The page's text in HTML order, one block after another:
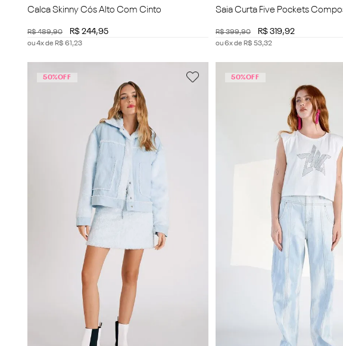
Calca Skinny Cós Alto Com Cinto
R$489,90 R$ 244,95
ou4x de R$ 61 ,23
Saia Curta Five Pockets
R$399,90 R$ 319,92
ou6x de R$ 53,32
50%OFF 50%OFF